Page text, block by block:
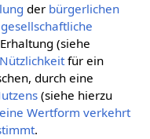
der bürgerlichen
gesellschaftliche
(siehe
Nützlichkeitfür ein
durch eine
(siehe hierzu
Wertform verkehrt
.